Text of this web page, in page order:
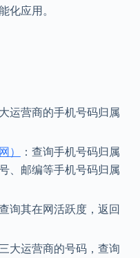
化应用。
运营商的手机号码归属
）
：查询手机号码归属
、邮编等手机号码归属
询其在网活跃度，返回
大运营商的号码，查询